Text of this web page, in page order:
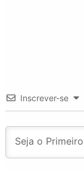
Inscrever-se